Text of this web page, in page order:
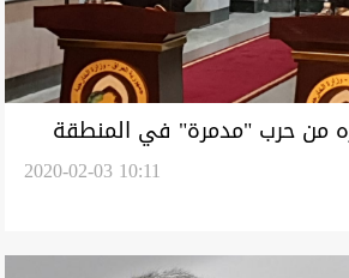
من حرب "مدمرة" في المنطقة
2020-02-03 10:11